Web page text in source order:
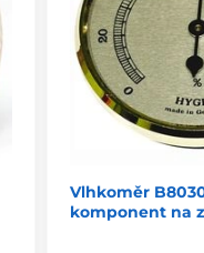
Vlhkoměr
komponent na